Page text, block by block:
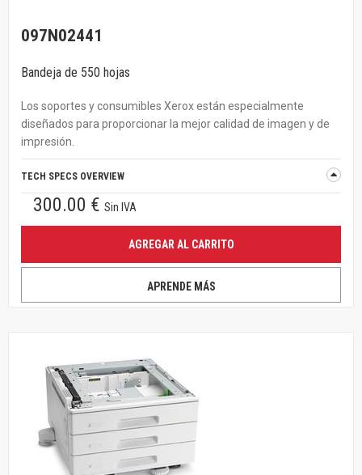
097N02441
Bandeja de 550 hojas
Los soportes y consumibles Xerox están especialmente
diseñados para proporcionar la mejor calidad de imagen y de
impresión.
TECH SPECS OVERVIEW
300.00 € Sin IVA
AGREGAR AL CARRITO
APRENDE MÁS